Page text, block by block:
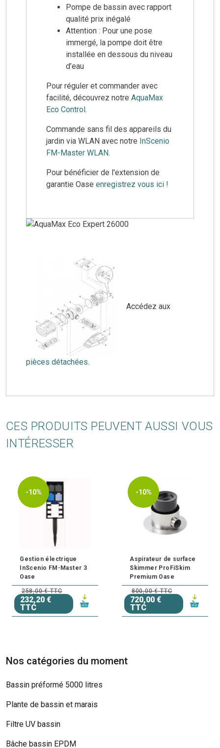
Pompe de bassin avec rapport
qualité prix inégalé
Attention : Pour une pose
immergé, la pompe doit être
installée en dessous du niveau
d’eau
Pour réguler et commander avec
facilité, découvrez notre AquaMax
Eco Control.
Commande sans fil des appareils du
jardin via WLAN avec notre InScenio
FM-Master WLAN.
Pour bénéficier de l'extension de
garantie Oase enregistrez vous ici !
Accédez aux
pièces détachées.
CES PRODUITS PEUVENT AUSSI VOUS
INTÉRESSER
-10%
Gestion électrique
InScenio FM-Master 3
Oase
258,00 € TTC
232,20 €
TTC
-10%
Aspirateur de surface
Skimmer ProFiSkim
Premium Oase
800,00 € TTC
720,00 €
TTC
Nos catégories du moment
Bassin préformé 5000 litres
Plante de bassin et marais
Filtre UV bassin
Bâche bassin EPDM